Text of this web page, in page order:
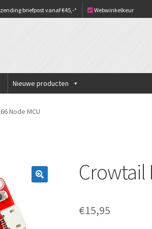
briefpost vanaf €45,-* Webwinkelkeur
Nieuwe producten
Node MCU
Crowtail
€15,95